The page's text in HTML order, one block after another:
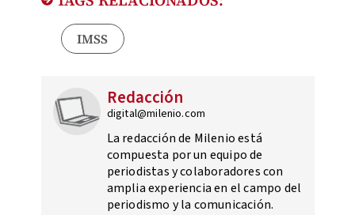
IMSS
Redacción
digital@milenio.com
La redacción de Milenio está
compuesta por un equipo de
periodistas y colaboradores con
amplia experiencia en el campo del
periodismo y la comunicación.